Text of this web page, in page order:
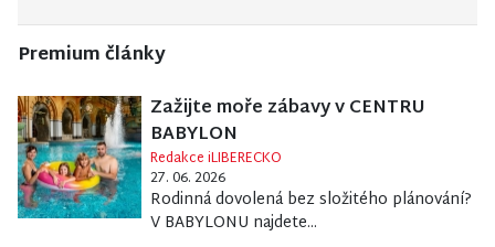
Premium články
Zažijte moře zábavy v CENTRU
BABYLON
Redakce iLIBERECKO
27. 06. 2026
Rodinná dovolená bez složitého plánování?
V BABYLONU najdete...